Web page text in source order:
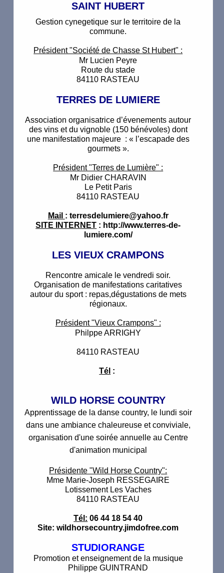
SAINT HUBERT
Gestion cynegetique sur le territoire de la
commune.
Président "Société de Chasse St Hubert" :
Mr Lucien Peyre
Route du stade
84110 RASTEAU
TERRES DE LUMIERE
Association organisatrice d’évenements autour
des vins et du vignoble (150 bénévoles) dont
une manifestation majeure : « l’escapade des
gourmets ».
Président "Terres de Lumière" :
Mr Didier CHARAVIN
Le Petit Paris
84110 RASTEAU
Mail : terresdelumiere@yahoo.fr
SITE INTERNET : http://www.terres-de-
lumiere.com/
LES VIEUX CRAMPONS
Rencontre amicale le vendredi soir.
Organisation de manifestations caritatives
autour du sport : repas,dégustations de mets
régionaux.
Président "Vieux Crampons" :
Philppe ARRIGHY
84110 RASTEAU
Tél :
WILD HORSE COUNTRY
Apprentissage de la danse country, le lundi soir
dans une ambiance chaleureuse et conviviale,
organisation d'une soirée annuelle au Centre
d'animation municipal
Présidente "Wild Horse Country":
Mme Marie-Joseph RESSEGAIRE
Lotissement Les Vaches
84110 RASTEAU
Tél: 06 44 18 54 40
Site: wildhorsecountry.jimdofree.com
STUDIORANGE
Promotion et enseignement de la musique
Philippe GUINTRAND